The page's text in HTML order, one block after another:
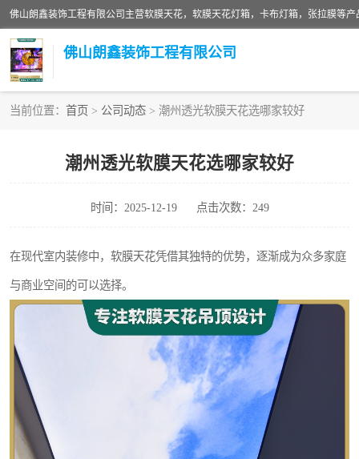
佛山朗鑫装饰工程有限公司
当前位置： 首页 > 公司动态 > 潮州透光软膜天花选哪家较好
潮州透光软膜天花选哪家较好
时间：2025-12-19 点击次数：249
在现代室内装修中，软膜天花凭借其独特的优势，逐渐成为众多家庭
与商业空间的可以选择。